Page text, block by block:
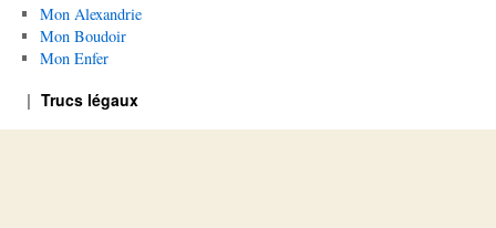
Mon Alexandrie
Mon Boudoir
Mon Enfer
Trucs légaux